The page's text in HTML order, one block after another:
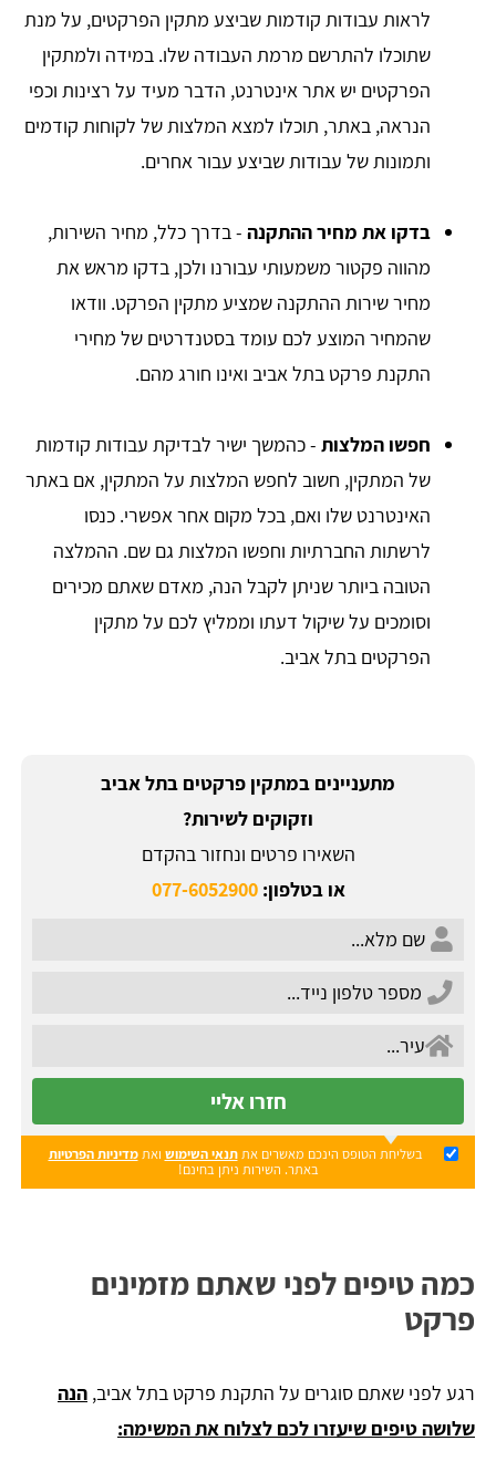
לראות עבודות קודמות שביצע מתקין הפרקטים, על מנת
שתוכלו להתרשם מרמת העבודה שלו. במידה ולמתקין
הפרקטים יש אתר אינטרנט, הדבר מעיד על רצינות וכפי
הנראה, באתר, תוכלו למצא המלצות של לקוחות קודמים
ותמונות של עבודות שביצע עבור אחרים.
בדקו את מחיר ההתקנה - בדרך כלל, מחיר השירות,
מהווה פקטור משמעותי עבורנו ולכן, בדקו מראש את
מחיר שירות ההתקנה שמציע מתקין הפרקט. וודאו
שהמחיר המוצע לכם עומד בסטנדרטים של מחירי
התקנת פרקט בתל אביב ואינו חורג מהם.
חפשו המלצות - כהמשך ישיר לבדיקת עבודות קודמות
של המתקין, חשוב לחפש המלצות על המתקין, אם באתר
האינטרנט שלו ואם, בכל מקום אחר אפשרי. כנסו
לרשתות החברתיות וחפשו המלצות גם שם. ההמלצה
הטובה ביותר שניתן לקבל הנה, מאדם שאתם מכירים
וסומכים על שיקול דעתו וממליץ לכם על מתקין
הפרקטים בתל אביב.
מתעניינים במתקין פרקטים בתל אביב
וזקוקים לשירות?
השאירו פרטים ונחזור בהקדם
או בטלפון:077-6052900
חזרו אליי
בשליחת הטופס הינכם מאשרים אתתנאי השימוש ואתמדיניות הפרטיות
באתר. השירות ניתן בחינם!
כמה טיפים לפני שאתם מזמינים
פרקט
רגע לפני שאתם סוגרים על התקנת פרקט בתל אביב, הנה
שלושה טיפים שיעזרו לכם לצלוח את המשימה: